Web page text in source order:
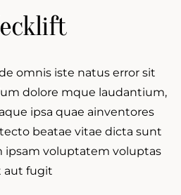
omnis iste natus error sit
dolore mque laudantium,
ipsa quae ainventores
beatae vitae dicta sunt
ipsam voluptatem voluptas
aut fugit